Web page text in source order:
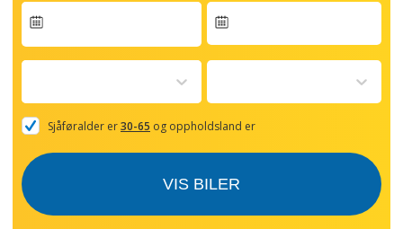
forward
with
the
and
Sjåføralder er30-65 og oppholdsland er
VIS BILER